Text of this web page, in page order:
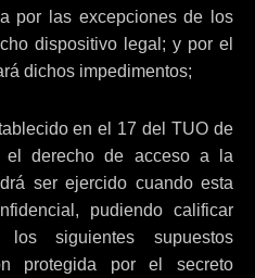
por las excepciones de los
dispositivo legal; y por el
dichos impedimentos;
en el 17 del TUO de
el derecho de acceso a la
ser ejercido cuando esta
pudiendo calificar
siguientes supuestos
protegida por el secreto